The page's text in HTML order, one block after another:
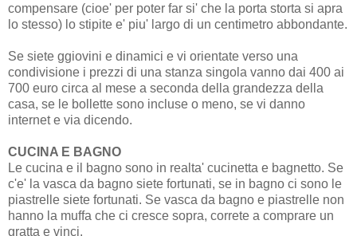
compensare (cioe' per poter far si' che la porta storta si apra
lo stesso) lo stipite e' piu' largo di un centimetro abbondante.
Se siete ggiovini e dinamici e vi orientate verso una
condivisione i prezzi di una stanza singola vanno dai 400 ai
700 euro circa al mese a seconda della grandezza della
casa, se le bollette sono incluse o meno, se vi danno
internet e via dicendo.
CUCINA E BAGNO
Le cucina e il bagno sono in realta' cucinetta e bagnetto. Se
c'e' la vasca da bagno siete fortunati, se in bagno ci sono le
piastrelle siete fortunati. Se vasca da bagno e piastrelle non
hanno la muffa che ci cresce sopra, correte a comprare un
gratta e vinci.